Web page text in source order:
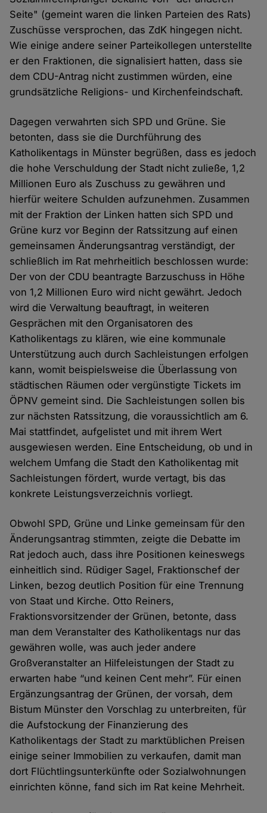
Seite" (gemeint waren die linken Parteien des Rats)
Zuschüsse versprochen, das ZdK hingegen nicht.
Wie einige andere seiner Parteikollegen unterstellte
er den Fraktionen, die signalisiert hatten, dass sie
dem CDU-Antrag nicht zustimmen würden, eine
grundsätzliche Religions- und Kirchenfeindschaft.
Dagegen verwahrten sich SPD und Grüne. Sie
betonten, dass sie die Durchführung des
Katholikentags in Münster begrüßen, dass es jedoch
die hohe Verschuldung der Stadt nicht zuließe, 1,2
Millionen Euro als Zuschuss zu gewähren und
hierfür weitere Schulden aufzunehmen. Zusammen
mit der Fraktion der Linken hatten sich SPD und
Grüne kurz vor Beginn der Ratssitzung auf einen
gemeinsamen Änderungsantrag verständigt, der
schließlich im Rat mehrheitlich beschlossen wurde:
Der von der CDU beantragte Barzuschuss in Höhe
von 1,2 Millionen Euro wird nicht gewährt. Jedoch
wird die Verwaltung beauftragt, in weiteren
Gesprächen mit den Organisatoren des
Katholikentags zu klären, wie eine kommunale
Unterstützung auch durch Sachleistungen erfolgen
kann, womit beispielsweise die Überlassung von
städtischen Räumen oder vergünstigte Tickets im
ÖPNV gemeint sind. Die Sachleistungen sollen bis
zur nächsten Ratssitzung, die voraussichtlich am 6.
Mai stattfindet, aufgelistet und mit ihrem Wert
ausgewiesen werden. Eine Entscheidung, ob und in
welchem Umfang die Stadt den Katholikentag mit
Sachleistungen fördert, wurde vertagt, bis das
konkrete Leistungsverzeichnis vorliegt.
Obwohl SPD, Grüne und Linke gemeinsam für den
Änderungsantrag stimmten, zeigte die Debatte im
Rat jedoch auch, dass ihre Positionen keineswegs
einheitlich sind. Rüdiger Sagel, Fraktionschef der
Linken, bezog deutlich Position für eine Trennung
von Staat und Kirche. Otto Reiners,
Fraktionsvorsitzender der Grünen, betonte, dass
man dem Veranstalter des Katholikentags nur das
gewähren wolle, was auch jeder andere
Großveranstalter an Hilfeleistungen der Stadt zu
erwarten habe “und keinen Cent mehr”. Für einen
Ergänzungsantrag der Grünen, der vorsah, dem
Bistum Münster den Vorschlag zu unterbreiten, für
die Aufstockung der Finanzierung des
Katholikentags der Stadt zu marktüblichen Preisen
einige seiner Immobilien zu verkaufen, damit man
dort Flüchtlingsunterkünfte oder Sozialwohnungen
einrichten könne, fand sich im Rat keine Mehrheit.